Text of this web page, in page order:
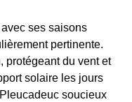
ses saisons
pertinente.
protégeant du vent et
solaire les jours
soucieux